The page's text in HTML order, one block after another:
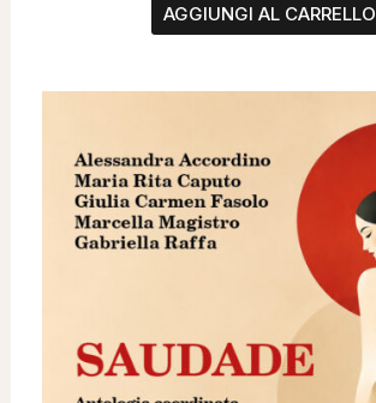
AGGIUNGI AL CARRELLO